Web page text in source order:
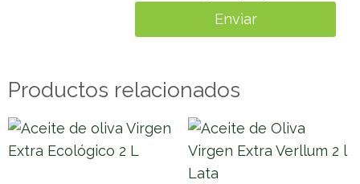
Productos relacionados